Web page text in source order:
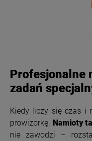
Profesjonalne
zadań
Kiedy liczy się czas i
prowizorkę. Namioty
nie zawodzi –